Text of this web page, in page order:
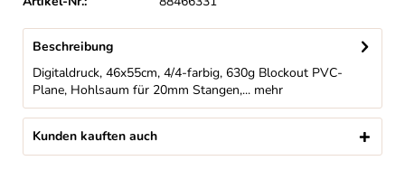
Beschreibung
Digitaldruck, 46x55cm, 4/4-farbig, 630g Blockout PVC-
Plane, Hohlsaum für 20mm Stangen,... mehr
Kunden kauften auch